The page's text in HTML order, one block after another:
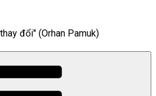
đổi" (Orhan Pamuk)